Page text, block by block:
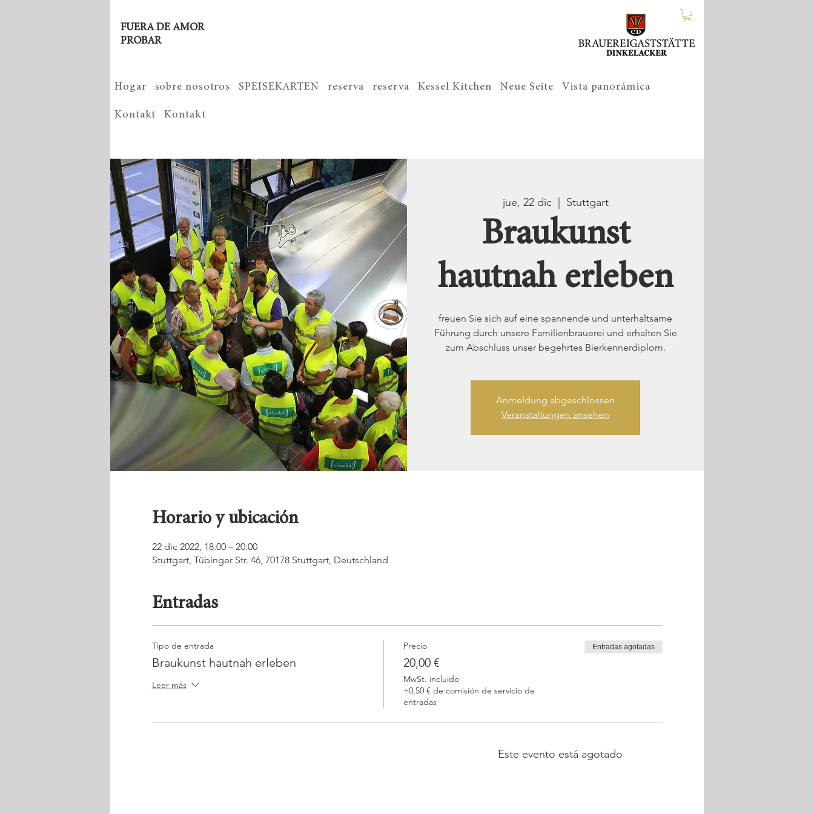
FUERA DE AMOR
PROBAR
Hogar sobre nosotros SPEISEKARTEN reserva reserva Kessel Kitchen Neue Seite Vista panorámica
Kontakt Kontakt
jue, 22 dic
  |
Stuttgart
Braukunst
hautnah erleben
freuen Sie sich auf eine spannende und unterhaltsame
Führung durch unsere Familienbrauerei und erhalten Sie
zum Abschluss unser begehrtes Bierkennerdiplom.
Anmeldung abgeschlossen
Veranstaltungen ansehen
Horario y ubicación
22 dic 2022, 18:00 – 20:00
Stuttgart, Tübinger Str. 46, 70178 Stuttgart, Deutschland
Entradas
Tipo de entrada
Braukunst hautnah erleben
Leer más
Precio
20,00 €
MwSt. incluido
+0,50 € de comisión de servicio de
entradas
Entradas agotadas
Este evento está agotado